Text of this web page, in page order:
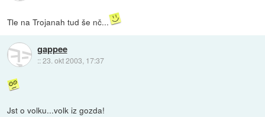
Tle na Trojanah tud še nč...
gappee
::23. okt 2003, 17:37
Jst o volku...volk iz gozda!